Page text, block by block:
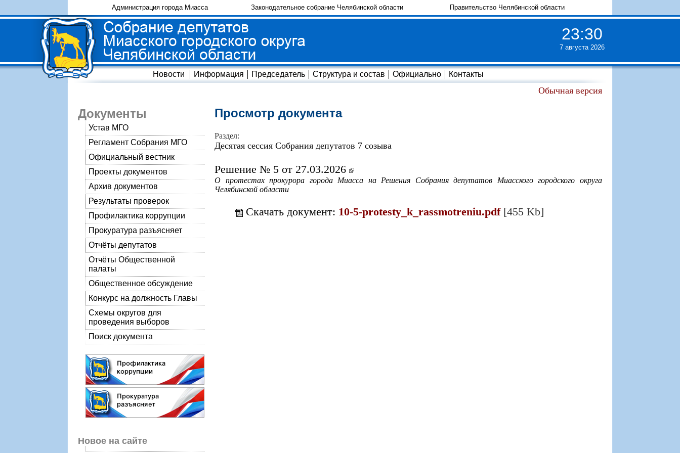
Администрация города Миасса Законодательное собрание Челябинской области Правительство Челябинской области
23:30
7 августа 2026
Новости Информация Председатель Структура и состав Официально Контакты
Обычная версия
Документы
Устав МГО
Регламент Собрания МГО
Официальный вестник
Проекты документов
Архив документов
Результаты проверок
Профилактика коррупции
Прокуратура разъясняет
Отчёты депутатов
Отчёты Общественной
палаты
Общественное обсуждение
Конкурс на должность Главы
Схемы округов для
проведения выборов
Поиск документа
Новое на сайте
Просмотр документа
Раздел:
Десятая сессия Собрания депутатов 7 созыва
Решение № 5 от 27.03.2026
О протестах прокурора города Миасса на Решения Собрания депутатов Миасского городского округа
Челябинской области
Скачать документ: 10-5-protesty_k_rassmotreniu.pdf [455 Kb]